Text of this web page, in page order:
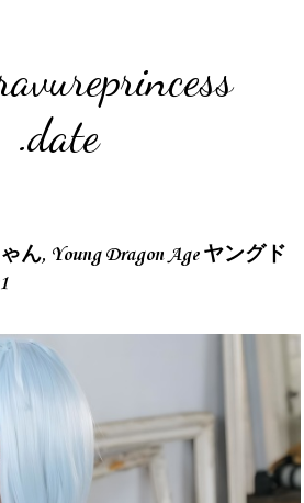
.date
ん, Young Dragon Age ヤングド